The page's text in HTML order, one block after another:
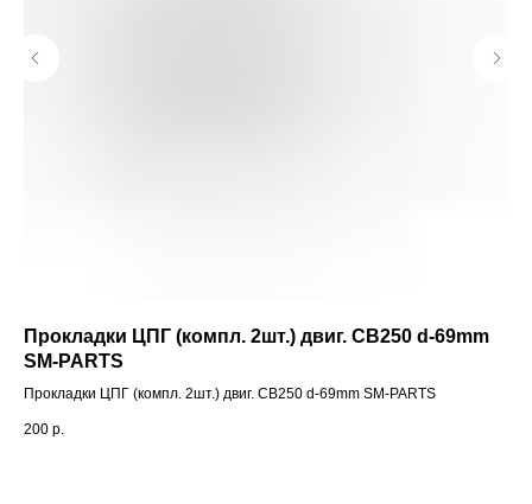
Прокладки ЦПГ (компл. 2шт.) двиг. CB250 d-69mm
SM-PARTS
Прокладки ЦПГ (компл. 2шт.) двиг. CB250 d-69mm SM-PARTS
200 р.